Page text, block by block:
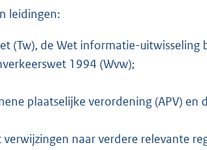
leidingen:
(Tw), de Wet informatie-uitwisseling
1994 (Wvw);
plaatselijke verordening (APV) en
naar verdere relevante